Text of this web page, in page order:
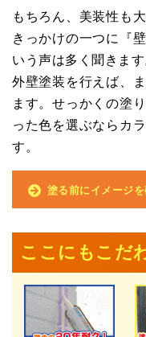
もちろん、美装性も
きっかけの一つに『
いう声は多く聞きます
外壁塗装を行えば、
ます。せっかくの塗
った色を選ぶならカ
す。
塗る前にイメージを
ここにもこだ